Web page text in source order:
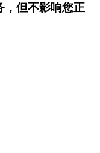
，但不影响您正